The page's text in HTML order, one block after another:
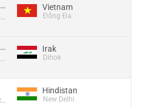
113.190.147.159:59169
VietNam Post and Telecom Corporation
Vietnam
Đống Đa
185.101.239.204:57144
Tarin General Trading and Setting Up Internet Device LTD
Irak
Dihok
Capitalonline Data Service (HK) Co
Hindistan
New Delhi